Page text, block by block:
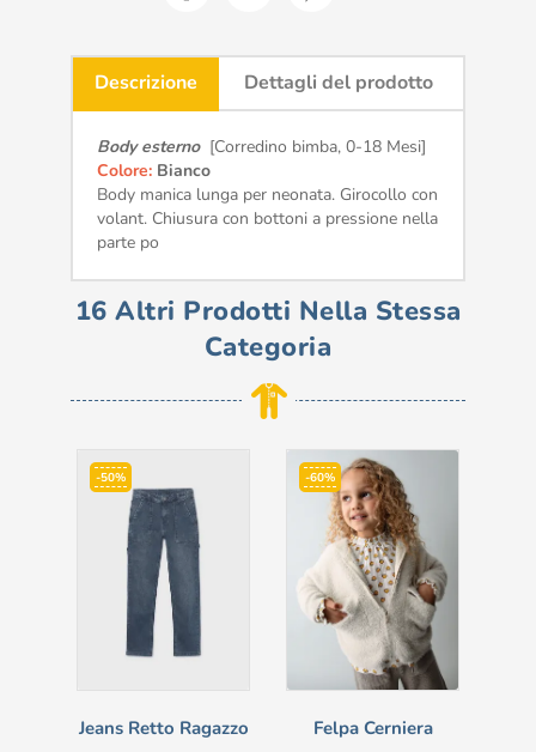
Descrizione Dettagli del prodotto
Body esterno[Corredino bimba, 0-18 Mesi]
Colore: Bianco
Body manica lunga per neonata. Girocollo con
volant. Chiusura con bottoni a pressione nella
parte po
16 Altri Prodotti Nella Stessa
Categoria
-50%
Jeans Retto Ragazzo
-60%
Felpa Cerniera